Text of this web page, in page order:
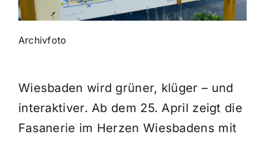
Archivfoto
Wiesbaden wird grüner, klüger – und
interaktiver. Ab dem 25. April zeigt die
Fasanerie im Herzen Wiesbadens mit